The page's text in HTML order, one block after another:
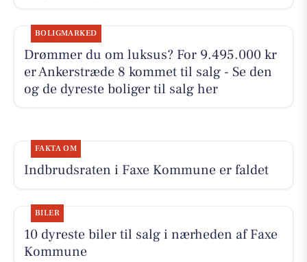
BOLIGMARKED
Drømmer du om luksus? For 9.495.000 kr
er Ankerstræde 8 kommet til salg - Se den
og de dyreste boliger til salg her
FAKTA OM
Indbrudsraten i Faxe Kommune er faldet
BILER
10 dyreste biler til salg i nærheden af Faxe
Kommune